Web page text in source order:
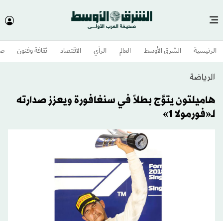
الرئيسية الشرق الأوسط​ العالم الرأي الاقتصاد ثقافة وفنون
الرياضة
هاميلتون يتوَّج بطلاً في سنغافورة ويعزز صدارته
لـ«فورمولا 1»